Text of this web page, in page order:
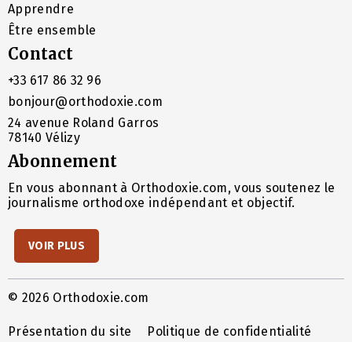
Apprendre
Être ensemble
Contact
+33 617 86 32 96
bonjour@orthodoxie.com
24 avenue Roland Garros
78140 Vélizy
Abonnement
En vous abonnant à Orthodoxie.com, vous soutenez le
journalisme orthodoxe indépendant et objectif.
VOIR PLUS
© 2026 Orthodoxie.com
Présentation du site Politique de confidentialité